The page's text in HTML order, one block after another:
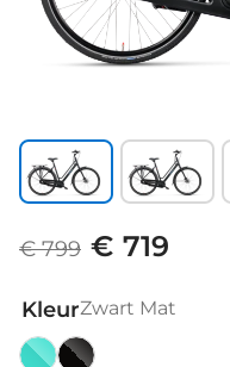
€ 799 € 719
KleurZwart Mat